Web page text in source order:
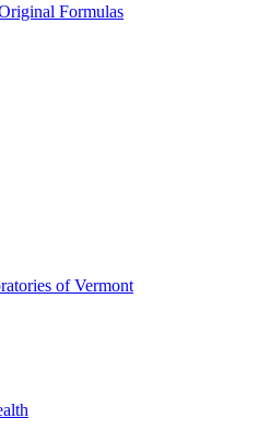
Formulas
of Vermont